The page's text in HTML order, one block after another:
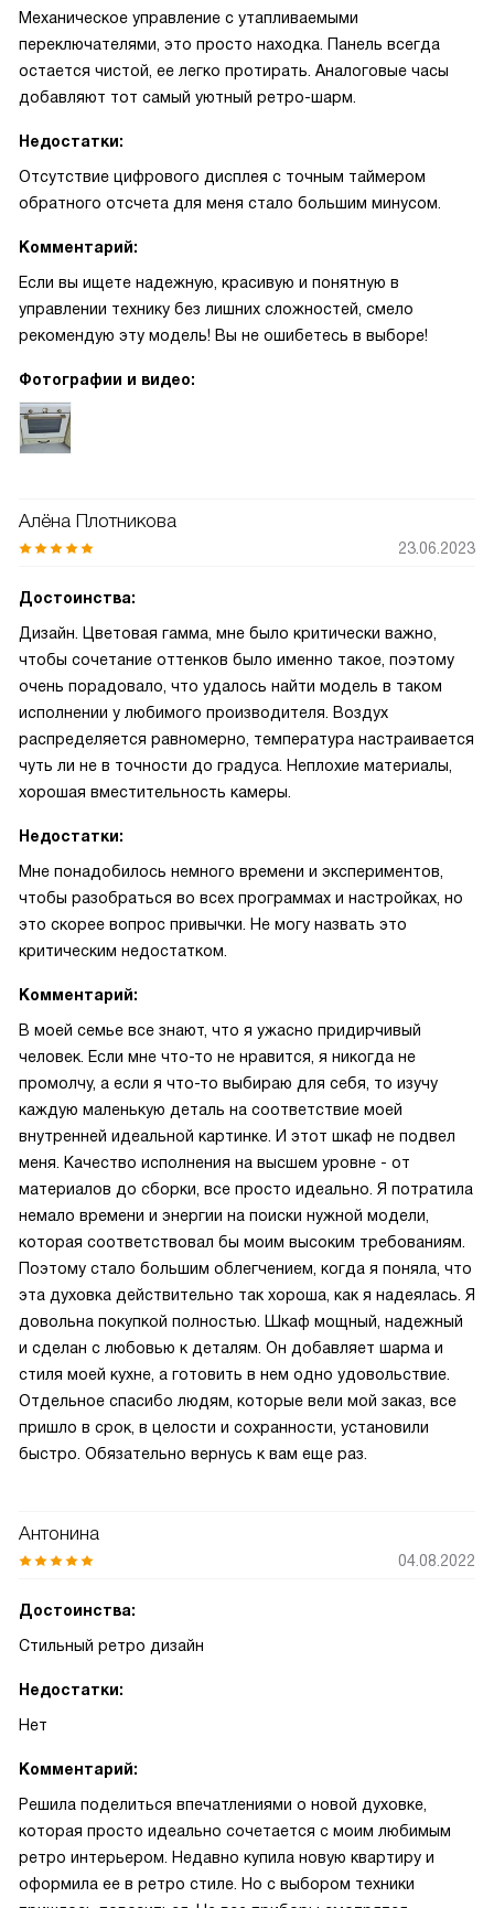
Механическое управление с утапливаемыми
переключателями, это просто находка. Панель всегда
остается чистой, ее легко протирать. Аналоговые часы
добавляют тот самый уютный ретро-шарм.
Недостатки:
Отсутствие цифрового дисплея с точным таймером
обратного отсчета для меня стало большим минусом.
Комментарий:
Если вы ищете надежную, красивую и понятную в
управлении технику без лишних сложностей, смело
рекомендую эту модель! Вы не ошибетесь в выборе!
Фотографии и видео:
Алёна Плотникова
23.06.2023
Достоинства:
Дизайн. Цветовая гамма, мне было критически важно,
чтобы сочетание оттенков было именно такое, поэтому
очень порадовало, что удалось найти модель в таком
исполнении у любимого производителя. Воздух
распределяется равномерно, температура настраивается
чуть ли не в точности до градуса. Неплохие материалы,
хорошая вместительность камеры.
Недостатки:
Мне понадобилось немного времени и экспериментов,
чтобы разобраться во всех программах и настройках, но
это скорее вопрос привычки. Не могу назвать это
критическим недостатком.
Комментарий:
В моей семье все знают, что я ужасно придирчивый
человек. Если мне что-то не нравится, я никогда не
промолчу, а если я что-то выбираю для себя, то изучу
каждую маленькую деталь на соответствие моей
внутренней идеальной картинке. И этот шкаф не подвел
меня. Качество исполнения на высшем уровне - от
материалов до сборки, все просто идеально. Я потратила
немало времени и энергии на поиски нужной модели,
которая соответствовал бы моим высоким требованиям.
Поэтому стало большим облегчением, когда я поняла, что
эта духовка действительно так хороша, как я надеялась. Я
довольна покупкой полностью. Шкаф мощный, надежный
и сделан с любовью к деталям. Он добавляет шарма и
стиля моей кухне, а готовить в нем одно удовольствие.
Отдельное спасибо людям, которые вели мой заказ, все
пришло в срок, в целости и сохранности, установили
быстро. Обязательно вернусь к вам еще раз.
Антонина
04.08.2022
Достоинства:
Стильный ретро дизайн
Недостатки:
Нет
Комментарий:
Решила поделиться впечатлениями о новой духовке,
которая просто идеально сочетается с моим любимым
ретро интерьером. Недавно купила новую квартиру и
оформила ее в ретро стиле. Но с выбором техники